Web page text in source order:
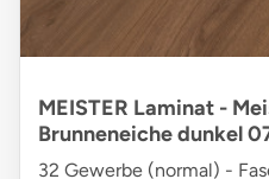
MEISTER Laminat -
Brunneneiche dunkel
32 Gewerbe (normal) -